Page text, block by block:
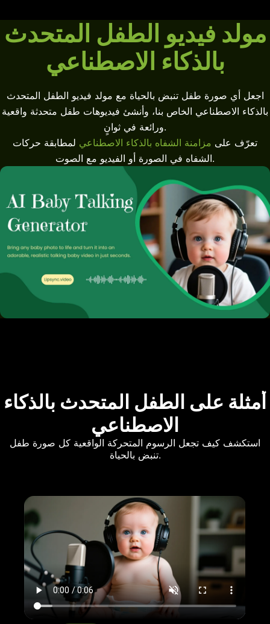
مولد فيديو الطفل المتحدث
بالذكاء الاصطناعي
اجعل أي صورة طفل تنبض بالحياة مع مولد فيديو الطفل المتحدث
بالذكاء الاصطناعي الخاص بنا، وأنشئ فيديوهات طفل متحدثة واقعية
ورائعة في ثوانٍ.
تعرّف على مزامنة الشفاه بالذكاء الاصطناعي لمطابقة حركات
الشفاه في الصورة أو الفيديو مع الصوت.
أمثلة على الطفل المتحدث بالذكاء
الاصطناعي
استكشف كيف تجعل الرسوم المتحركة الواقعية كل صورة طفل
تنبض بالحياة.